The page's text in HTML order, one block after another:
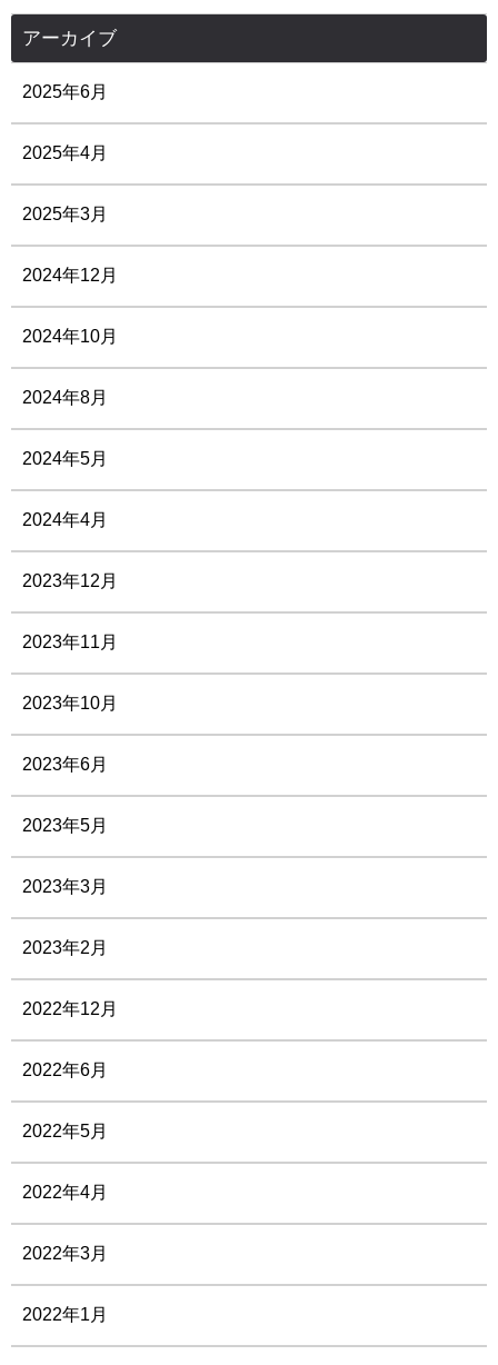
アーカイブ
2025年6月
2025年4月
2025年3月
2024年12月
2024年10月
2024年8月
2024年5月
2024年4月
2023年12月
2023年11月
2023年10月
2023年6月
2023年5月
2023年3月
2023年2月
2022年12月
2022年6月
2022年5月
2022年4月
2022年3月
2022年1月